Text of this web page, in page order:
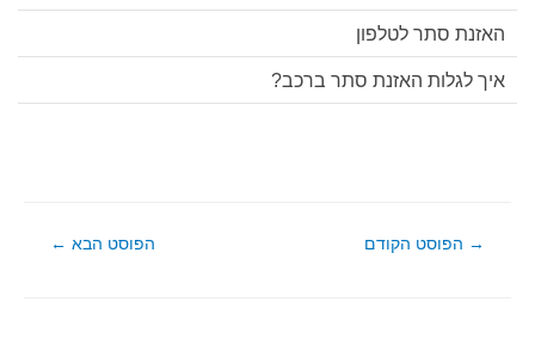
האזנת סתר לטלפון
איך לגלות האזנת סתר ברכב?
ניווט
→הפוסט הקודם הפוסט הבא←